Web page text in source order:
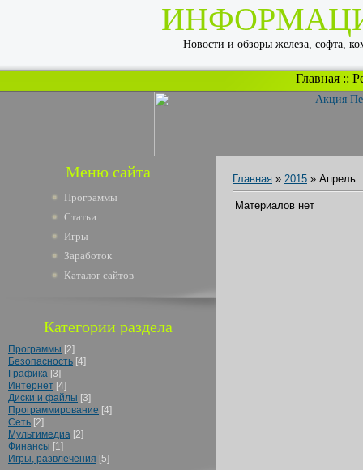
Новости и обзоры железа, софта,
Главная::
Меню сайта
Программы
Статьи
Игры
Заработок
Каталог сайтов
Категории раздела
Программы [2]
Безопасность [4]
Графика [3]
Интернет [4]
Диски и файлы [3]
Программирование [4]
Сеть [2]
Мультимедиа [2]
Финансы [1]
Игры, развлечения [5]
Главная » 2015 » Апрель
Материалов нет